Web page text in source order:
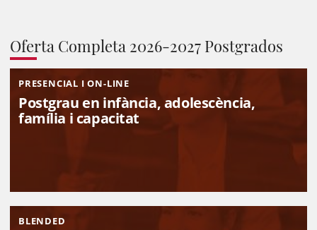
Oferta Completa 2026-2027 Postgrados
PRESENCIAL I ON-LINE
Postgrau en infància, adolescència,
família i capacitat
BLENDED